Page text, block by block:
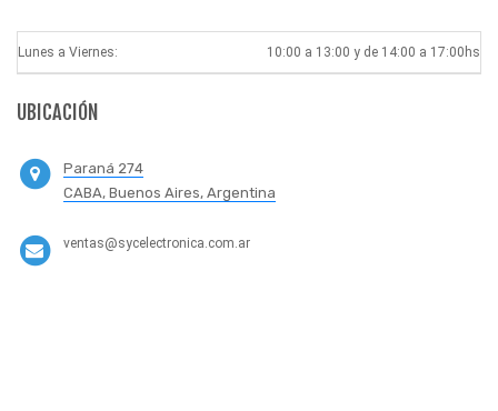
Lunes a Viernes: 10:00 a 13:00 y de 14:00 a 17:00hs
UBICACIÓN
Paraná 274
CABA, Buenos Aires, Argentina
ventas@sycelectronica.com.ar